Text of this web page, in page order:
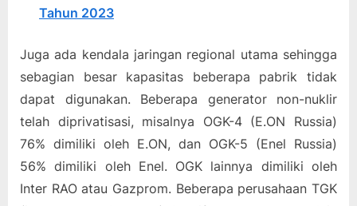
Tahun 2023
Juga ada kendala jaringan regional utama sehingga
sebagian besar kapasitas beberapa pabrik tidak
dapat digunakan. Beberapa generator non-nuklir
telah diprivatisasi, misalnya OGK-4 (E.ON Russia)
76% dimiliki oleh E.ON, dan OGK-5 (Enel Russia)
56% dimiliki oleh Enel. OGK lainnya dimiliki oleh
Inter RAO atau Gazprom. Beberapa perusahaan TGK